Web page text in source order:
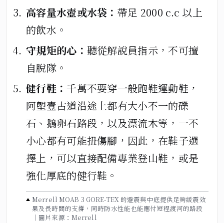
高容量水壺或水袋： 帶足 2000 c.c 以上
的飲水。
守規矩的心： 聽從解說員指示，不可擅
自脫隊。
健行鞋：千萬不要穿一般跑鞋運動鞋，
阿塱壹古道沿途上都有大小不一的礫
石、鵝卵石路段，以及漂流木等，一不
小心都有可能扭傷腳，因此，在鞋子選
擇上，可以直接配備專業登山鞋，或是
強化厚底的健行鞋。
Merrell MOAB 3 GORE-TEX 的避震與中底提供足夠緩震效
果及長時間的支撐，同時防水性能也能應付短程渡河的路段
｜圖片來源：Merrell